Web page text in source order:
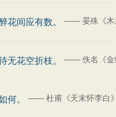
花间应有数。 —— 晏殊《木
无花空折枝。 —— 佚名《金
何。 —— 杜甫《天末怀李白》